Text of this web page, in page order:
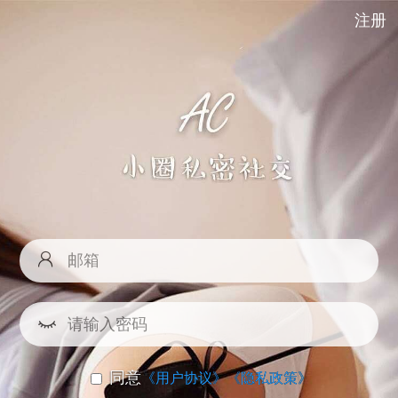
注册
同意《用户协议》《隐私政策》